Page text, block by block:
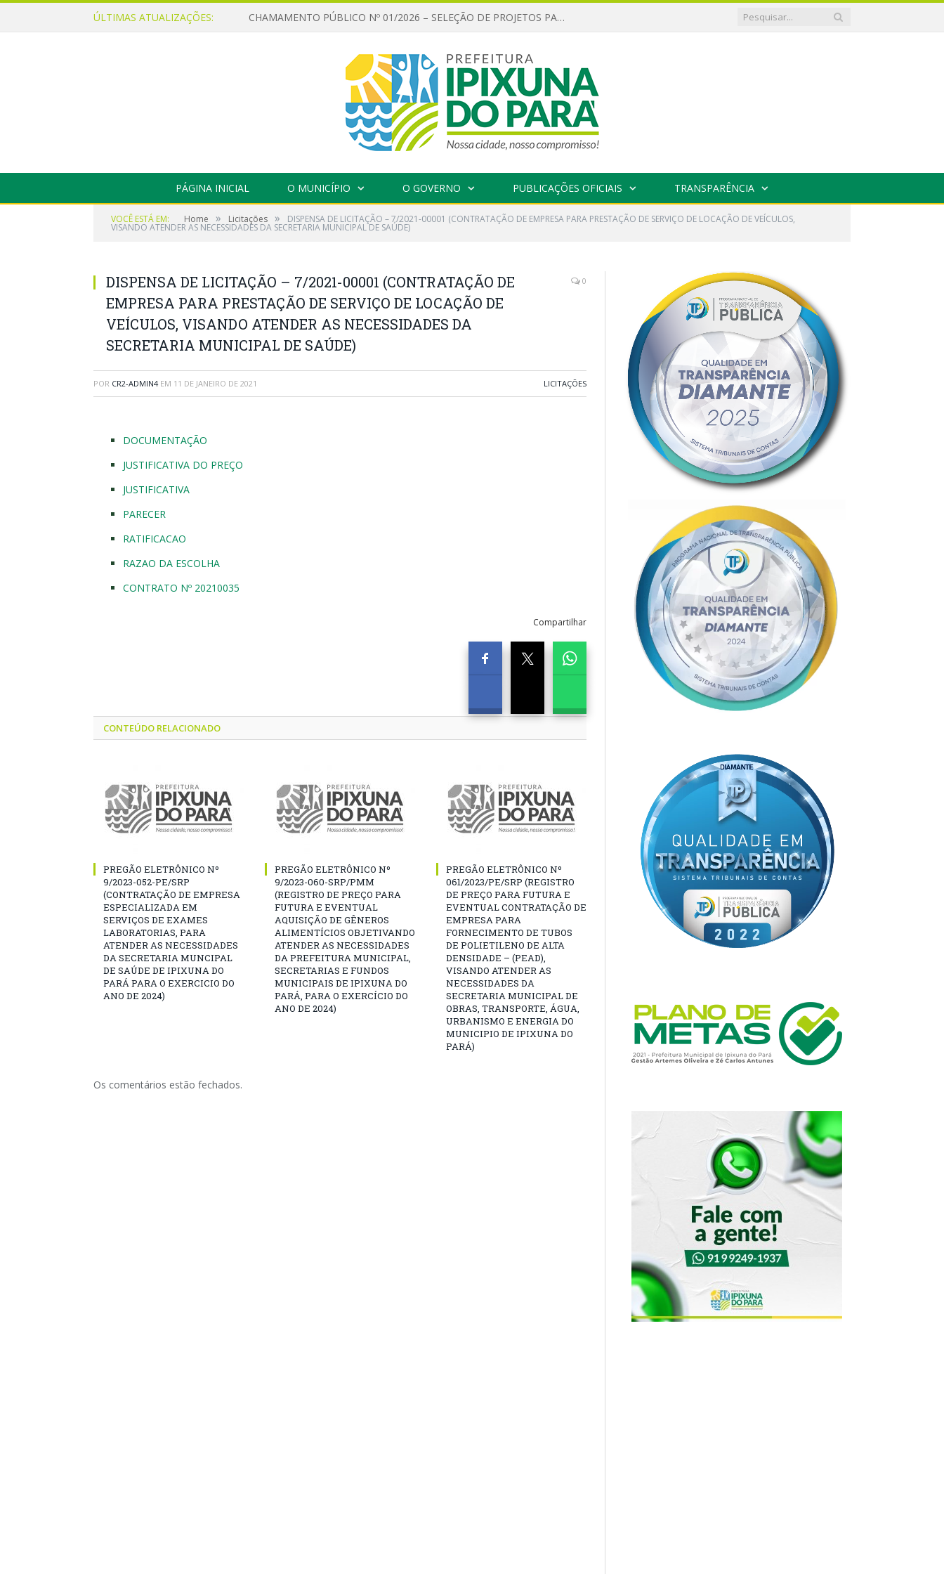
ÚLTIMAS ATUALIZAÇÕES: CHAMAMENTO PÚBLICO Nº 01/2026 – SELEÇÃO DE PROJETOS PARA FIRMAR TERMO DE EXECUÇÃO CULTURAL COM RECURSOS DA POLÍTICA NACIONAL ALDIR BLANC DE FOMENTO À CULTURA – PNAB (LEI Nº 14.399/2022)
PÁGINA INICIAL O MUNICÍPIO O GOVERNO PUBLICAÇÕES OFICIAIS TRANSPARÊNCIA
VOCÊ ESTÁ EM: Home » Licitações » DISPENSA DE LICITAÇÃO – 7/2021-00001 (CONTRATAÇÃO DE EMPRESA PARA PRESTAÇÃO DE SERVIÇO DE LOCAÇÃO DE VEÍCULOS,
VISANDO ATENDER AS NECESSIDADES DA SECRETARIA MUNICIPAL DE SAÚDE)
DISPENSA DE LICITAÇÃO – 7/2021-00001 (CONTRATAÇÃO DE
EMPRESA PARA PRESTAÇÃO DE SERVIÇO DE LOCAÇÃO DE
VEÍCULOS, VISANDO ATENDER AS NECESSIDADES DA
SECRETARIA MUNICIPAL DE SAÚDE)
0
POR CR2-ADMIN4 EM 11 DE JANEIRO DE 2021 LICITAÇÕES
DOCUMENTAÇÃO
JUSTIFICATIVA DO PREÇO
JUSTIFICATIVA
PARECER
RATIFICACAO
RAZAO DA ESCOLHA
CONTRATO Nº 20210035
Compartilhar
CONTEÚDO RELACIONADO
PREGÃO ELETRÔNICO Nº
9/2023-052-PE/SRP
(CONTRATAÇÃO DE EMPRESA
ESPECIALIZADA EM
SERVIÇOS DE EXAMES
LABORATORIAS, PARA
ATENDER AS NECESSIDADES
DA SECRETARIA MUNCIPAL
DE SAÚDE DE IPIXUNA DO
PARÁ PARA O EXERCICIO DO
ANO DE 2024)
PREGÃO ELETRÔNICO Nº
9/2023-060-SRP/PMM
(REGISTRO DE PREÇO PARA
FUTURA E EVENTUAL
AQUISIÇÃO DE GÊNEROS
ALIMENTÍCIOS OBJETIVANDO
ATENDER AS NECESSIDADES
DA PREFEITURA MUNICIPAL,
SECRETARIAS E FUNDOS
MUNICIPAIS DE IPIXUNA DO
PARÁ, PARA O EXERCÍCIO DO
ANO DE 2024)
PREGÃO ELETRÔNICO Nº
061/2023/PE/SRP (REGISTRO
DE PREÇO PARA FUTURA E
EVENTUAL CONTRATAÇÃO DE
EMPRESA PARA
FORNECIMENTO DE TUBOS
DE POLIETILENO DE ALTA
DENSIDADE – (PEAD),
VISANDO ATENDER AS
NECESSIDADES DA
SECRETARIA MUNICIPAL DE
OBRAS, TRANSPORTE, ÁGUA,
URBANISMO E ENERGIA DO
MUNICIPIO DE IPIXUNA DO
PARÁ)
Os comentários estão fechados.